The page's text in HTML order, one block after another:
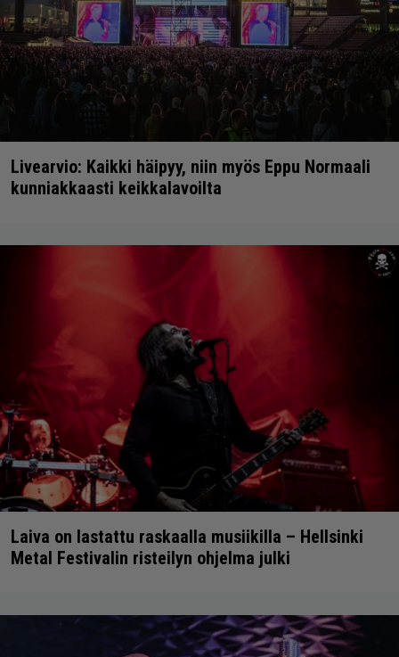
Livearvio: Kaikki häipyy, niin myös Eppu Normaali
kunniakkaasti keikkalavoilta
Laiva on lastattu raskaalla musiikilla – Hellsinki
Metal Festivalin risteilyn ohjelma julki